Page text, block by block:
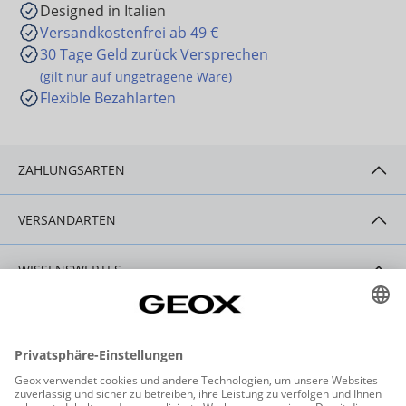
Designed in Italien
Versandkostenfrei ab 49 €
30 Tage Geld zurück Versprechen
(gilt nur auf ungetragene Ware)
Flexible Bezahlarten
ZAHLUNGSARTEN
VERSANDARTEN
WISSENSWERTES